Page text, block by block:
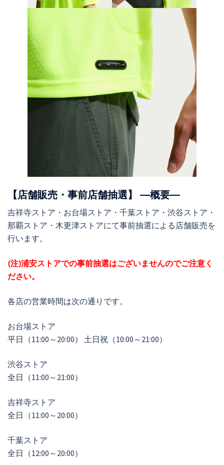
【店舗販売・事前店舗抽選】 ―概要―
吉祥寺ストア・お台場ストア・千葉ストア・渋谷ストア・
那覇ストア・木更津ストアにて事前抽選による店舗販売を
行います。
(注)浦安ストアでの事前抽選はございませんのでご注意く
ださい。
各店の営業時間は次の通りです。
お台場ストア
平日（11:00～20:00） 土日祝（10:00～21:00）
渋谷ストア
全日（11:00～21:00）
吉祥寺ストア
全日（11:00～20:00）
千葉ストア
全日（12:00～20:00）